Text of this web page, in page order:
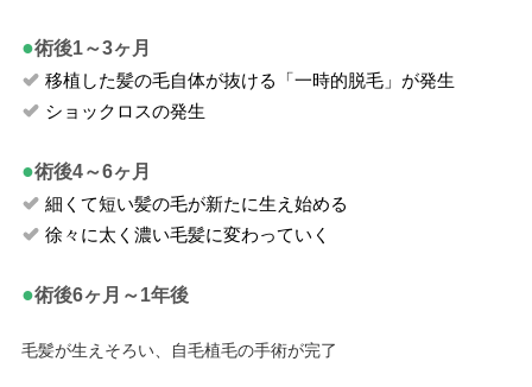
●術後1～3ヶ月
移植した髪の毛自体が抜ける「一時的脱毛」が発生
ショックロスの発生
●術後4～6ヶ月
細くて短い髪の毛が新たに生え始める
徐々に太く濃い毛髪に変わっていく
●術後6ヶ月～1年後
毛髪が生えそろい、自毛植毛の手術が完了